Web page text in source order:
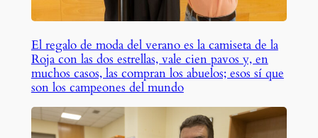
El regalo de moda del verano es la camiseta de la
Roja con las dos estrellas, vale cien pavos y, en
muchos casos, las compran los abuelos; esos sí que
son los campeones del mundo